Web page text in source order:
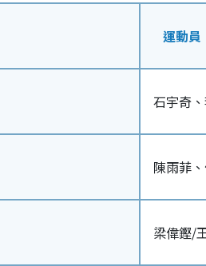
運動員
石宇奇
陳雨菲
梁偉鏗/